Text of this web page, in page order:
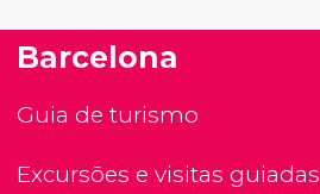
Barcelona
Guia de turismo
Excursões e visitas guiadas